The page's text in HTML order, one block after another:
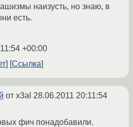
наизусть, но знаю, в
есть.
+00:00
Ссылка
от x3al 28.06.2011 20:11:54
фич понадобавили.